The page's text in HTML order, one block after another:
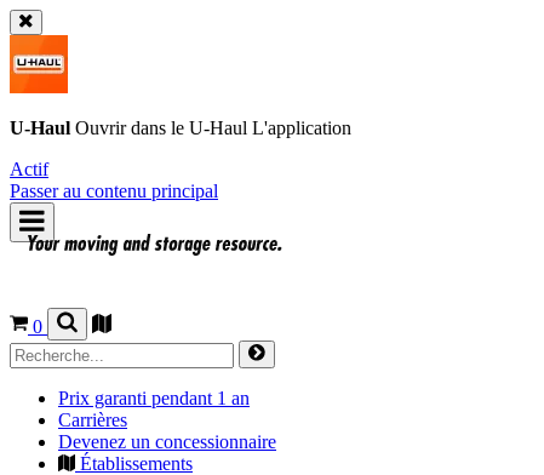
U-Haul Ouvrir dans le U-Haul L'application
Actif
Passer au contenu principal
0
Prix garanti pendant 1 an
Carrières
Devenez un concessionnaire
Établissements